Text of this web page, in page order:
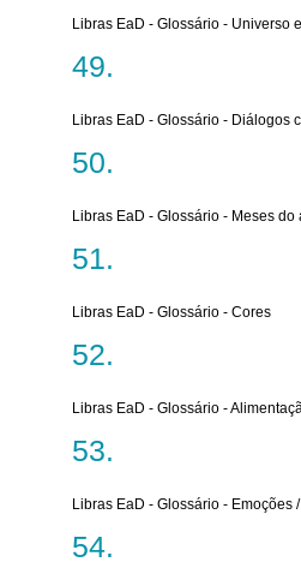
Libras EaD - Glossário - Universo
Libras EaD - Glossário - Diálogos
Libras EaD - Glossário - Meses do
Libras EaD - Glossário - Cores
Libras EaD - Glossário -
Libras EaD - Glossário - Emoções